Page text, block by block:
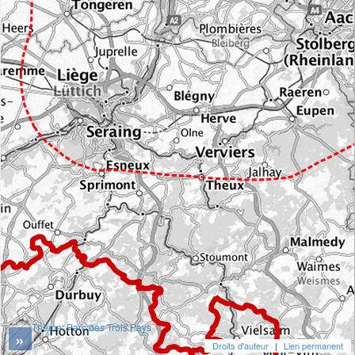
»
Thème: Parc des Trois Pays
Droits d'auteur | Lien permanent